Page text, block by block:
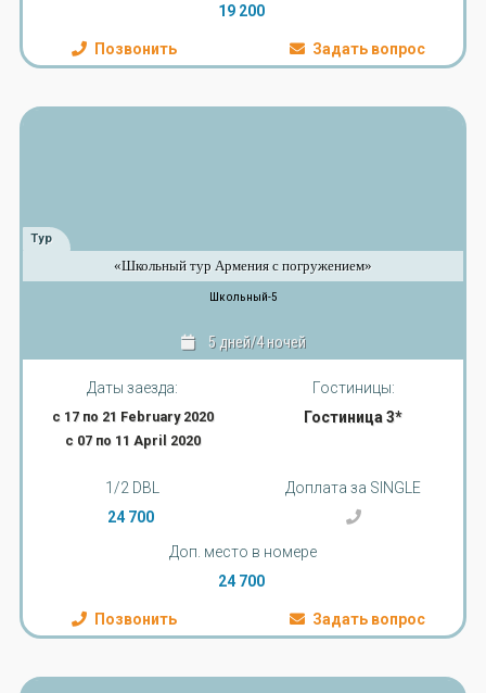
19 200
Позвонить Задать вопрос
Тур
«Школьный тур Армения с погружением»
Школьный-5
5 дней/4 ночей
Даты заезда:
с 17 по 21 February 2020
с 07 по 11 April 2020
Гостиницы:
Гостиница 3*
1/2 DBL
24 700
Доплата за SINGLE
Доп. место в номере
24 700
Позвонить Задать вопрос